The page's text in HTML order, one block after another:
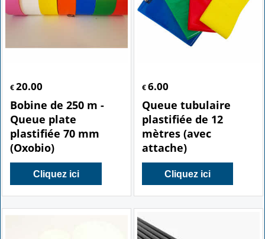
€ 20.00
Bobine de 250 m -
Queue plate
plastifiée 70 mm
(Oxobio)
Cliquez ici
€6.00
Queue tubulaire
plastifiée de 12
mètres (avec
attache)
Cliquez ici